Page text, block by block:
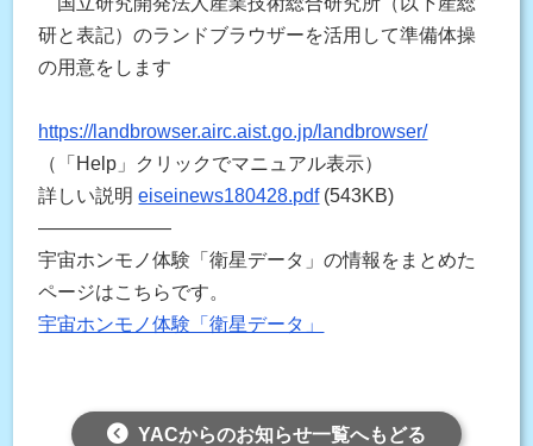
研と表記）のランドブラウザーを活用して準備体操
の用意をします
https://landbrowser.airc.aist.go.jp/landbrowser/
（「Help」クリックでマニュアル表示）
詳しい説明eiseinews180428.pdf(543KB)
———————
宇宙ホンモノ体験「衛星データ」の情報をまとめた
ページはこちらです。
宇宙ホンモノ体験「衛星データ」
YACからのお知らせ一覧へもどる